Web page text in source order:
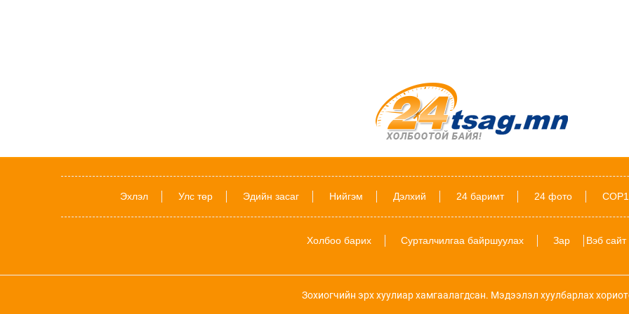
Эхлэл Улс төр Эдийн засаг Нийгэм Дэлхий 24 баримт 24 фото
Холбоо барих Сурталчилгаа байршуулах Зар Вэб сайт
Зохиогчийн эрх хуулиар хамгаалагдсан. Мэдээлэл хуулбарлах